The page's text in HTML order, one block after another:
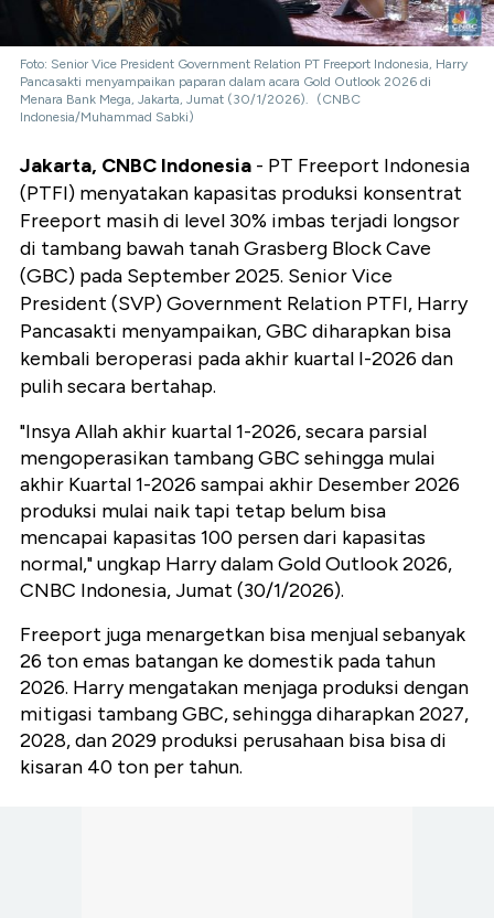
Foto: Senior Vice President Government Relation PT Freeport Indonesia, Harry
Pancasakti menyampaikan paparan dalam acara Gold Outlook 2026 di
Menara Bank Mega, Jakarta, Jumat (30/1/2026). (CNBC
Indonesia/Muhammad Sabki)
Jakarta, CNBC Indonesia - PT Freeport Indonesia
(PTFI) menyatakan kapasitas produksi konsentrat
Freeport masih di level 30% imbas terjadi longsor
di tambang bawah tanah Grasberg Block Cave
(GBC) pada September 2025. Senior Vice
President (SVP) Government Relation PTFI, Harry
Pancasakti menyampaikan, GBC diharapkan bisa
kembali beroperasi pada akhir kuartal I-2026 dan
pulih secara bertahap.
"Insya Allah akhir kuartal 1-2026, secara parsial
mengoperasikan tambang GBC sehingga mulai
akhir Kuartal 1-2026 sampai akhir Desember 2026
produksi mulai naik tapi tetap belum bisa
mencapai kapasitas 100 persen dari kapasitas
normal," ungkap Harry dalam Gold Outlook 2026,
CNBC Indonesia, Jumat (30/1/2026).
Freeport juga menargetkan bisa menjual sebanyak
26 ton emas batangan ke domestik pada tahun
2026. Harry mengatakan menjaga produksi dengan
mitigasi tambang GBC, sehingga diharapkan 2027,
2028, dan 2029 produksi perusahaan bisa bisa di
kisaran 40 ton per tahun.